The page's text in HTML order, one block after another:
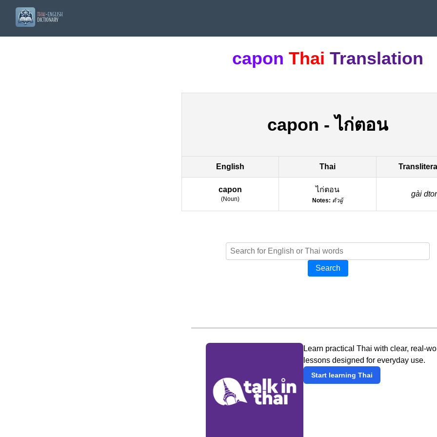
capon Thai Translation
capon -ไก่ตอน
English Thai
capon
(Noun)
ไก่ตอน
Notes: ตัวผู้
gài
Search
Learn practical Thai with clear, real-
lessons designed for everyday use.
Start learning Thai